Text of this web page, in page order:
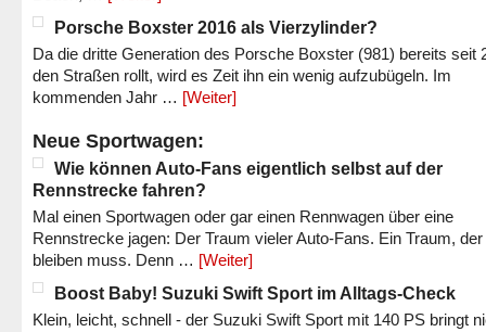
Porsche Boxster 2016 als Vierzylinder?
Da die dritte Generation des Porsche Boxster (981) bereits seit
den Straßen rollt, wird es Zeit ihn ein wenig aufzubügeln. Im
kommenden Jahr … [Weiter]
Neue Sportwagen:
Wie können Auto-Fans eigentlich selbst auf der
Rennstrecke fahren?
Mal einen Sportwagen oder gar einen Rennwagen über eine
Rennstrecke jagen: Der Traum vieler Auto-Fans. Ein Traum,
bleiben muss. Denn … [Weiter]
Boost Baby! Suzuki Swift Sport im Alltags-Check
Klein, leicht, schnell - der Suzuki Swift Sport mit 140 PS bringt